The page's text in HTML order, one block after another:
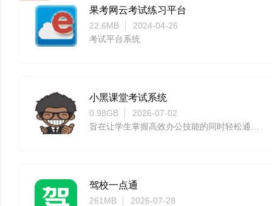
果考网云考试练习平台
22.6MB
2024-04-26
考试平台系统
小黑课堂考试系统
0.98GB
2026-07-02
驾校一点通
261MB
2026-07-28